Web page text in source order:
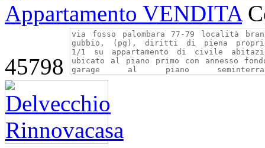
Appartamento VENDITA
45798